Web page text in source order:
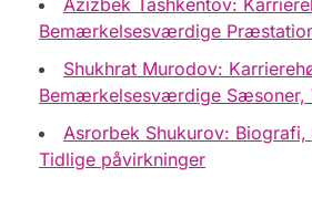
Bemærkelsesværdige
Shukhrat Murodov:
Bemærkelsesværdige Sæsoner,
Asrorbek Shukurov:
Tidlige påvirkninger